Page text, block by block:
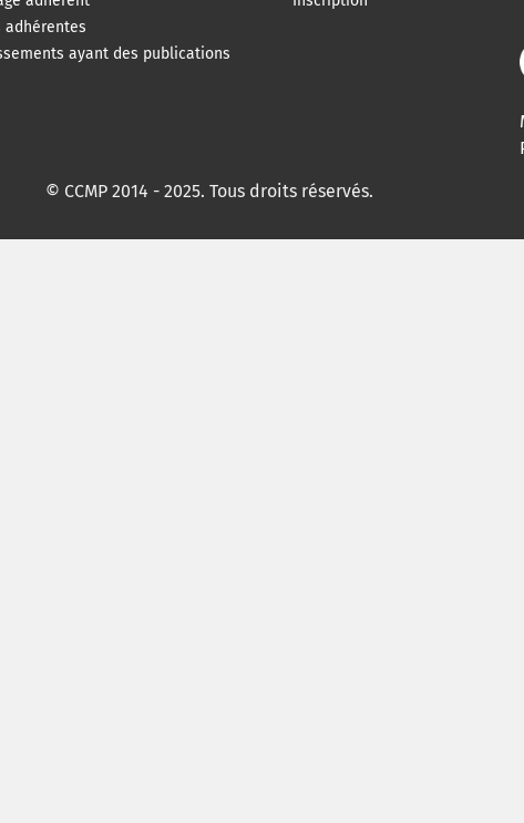
adhérentes
ayant des publications
© CCMP 2014 - 2025. Tous droits réservés.